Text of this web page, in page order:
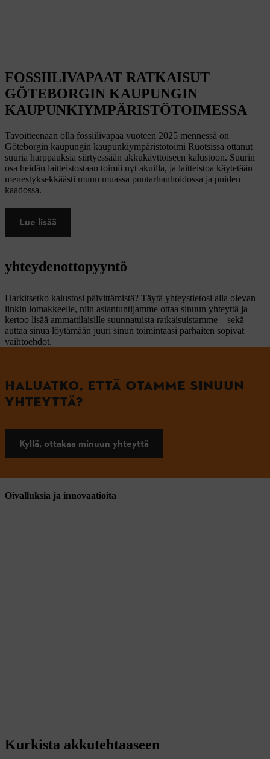
FOSSIILIVAPAAT RATKAISUT
GÖTEBORGIN KAUPUNGIN
KAUPUNKIYMPÄRISTÖTOIMESSA
Tavoitteenaan olla fossiilivapaa vuoteen 2025 mennessä on
Göteborgin kaupungin kaupunkiympäristötoimi Ruotsissa ottanut
suuria harppauksia siirtyessään akkukäyttöiseen kalustoon. Suurin
osa heidän laitteistostaan toimii nyt akuilla, ja laitteistoa käytetään
menestyksekkäästi muun muassa puutarhanhoidossa ja puiden
kaadossa.
Lue lisää
yhteydenottopyyntö
Harkitsetko kalustosi päivittämistä? Täytä yhteystietosi alla olevan
linkin lomakkeelle, niin asiantuntijamme ottaa sinuun yhteyttä ja
kertoo lisää ammattilaisille suunnatuista ratkaisuistamme – sekä
auttaa sinua löytämään juuri sinun toimintaasi parhaiten sopivat
vaihtoehdot.
HALUATKO, ETTÄ OTAMME SINUUN
YHTEYTTÄ?
Kyllä, ottakaa minuun yhteyttä
Oivalluksia ja innovaatioita
Kurkista akkutehtaaseen